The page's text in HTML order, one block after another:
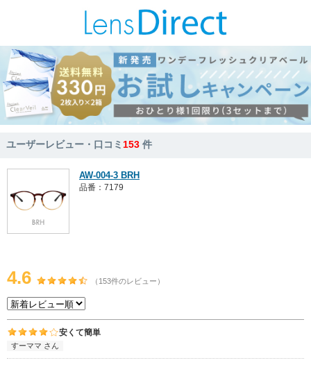
ユーザーレビュー・口コミ153 件
AW-004-3 BRH
品番：7179
4.6 （153件のレビュー）
安くて簡単
すーママ さん